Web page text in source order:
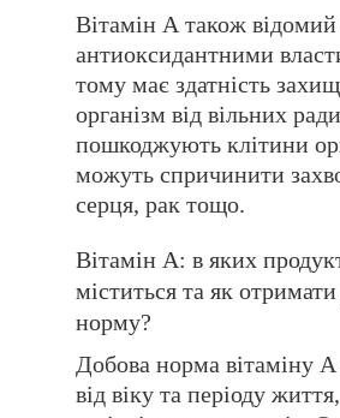
Вітамін А також відомий
антиоксидантними
тому має здатність
організм від вільних
пошкоджують клітини
можуть спричинити
серця, рак тощо.
Вітамін А: в яких
міститься та як
норму?
Добова норма вітаміну
від віку та періоду